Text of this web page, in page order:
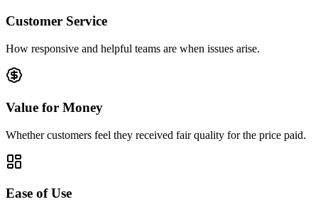
Customer Service
How responsive and helpful teams are when issues arise.
Value for Money
Whether customers feel they received fair quality for the price paid.
Ease of Use